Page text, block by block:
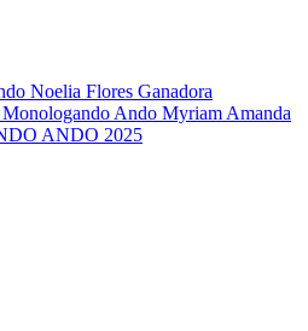
Noelia Flores Ganadora
Ando Myriam Amanda
ANDO 2025